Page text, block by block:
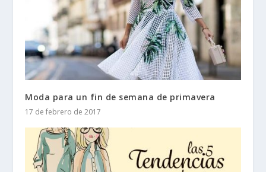
Moda para un fin de semana de primavera
17 de febrero de 2017